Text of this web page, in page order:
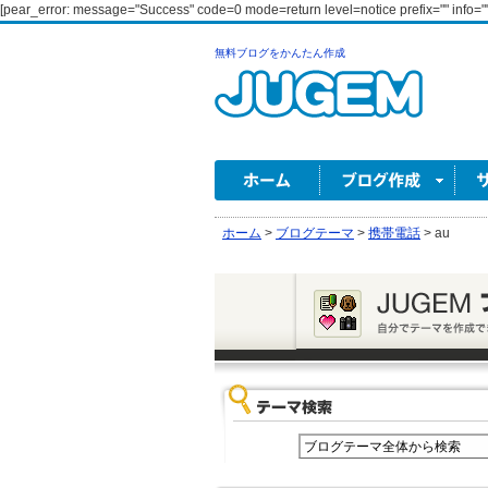
[pear_error: message="Success" code=0 mode=return level=notice prefix=""
無料ブログをかんたん作成
ホーム > ブログテーマ > 携帯電話 > au